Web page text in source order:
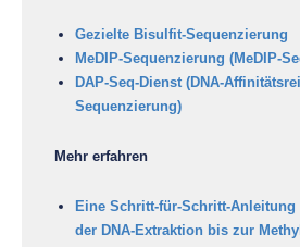
Gezielte Bisulfit-Sequenzierung
MeDIP-Sequenzierung (MeDIP-
DAP-Seq-Dienst (DNA-
Sequenzierung)
Mehr erfahren
Eine Schritt-für-Schritt-Anleitung
der DNA-Extraktion bis zur